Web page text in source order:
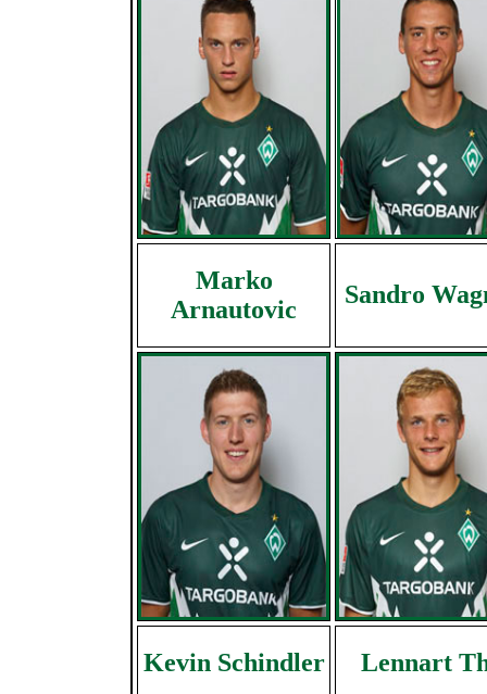
Marko
Arnautovic
Sandro
Kevin Schindler Lennart